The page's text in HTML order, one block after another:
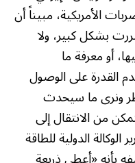
الأمريكية، مبيناً أن
بشكل كبير، ولا
أو معرفة ما
على الوصول
ونرى ما سيحدث
من الانتقال إلى
الدولية للطاقة